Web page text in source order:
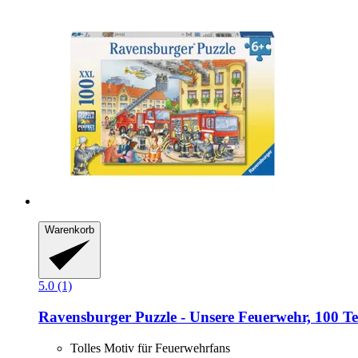
Warenkorb
5.0 (1)
Ravensburger Puzzle -​ Unsere Feuerwehr, 100
Tolles Motiv für Feuerwehrfans